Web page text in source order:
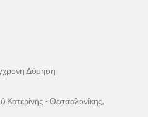
Δόμηση
Κατερίνης - Θεσσαλονίκης,